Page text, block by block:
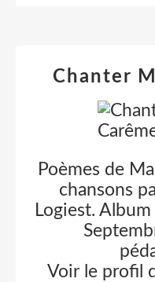
Chanter
Poèmes de
chansons
Logiest.
Voir le profil